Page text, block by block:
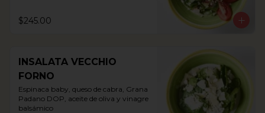
$245.00
INSALATA VECCHIO
FORNO
Espinaca baby, queso de cabra, Grana
Padano DOP, aceite de oliva y vinagre
balsámico